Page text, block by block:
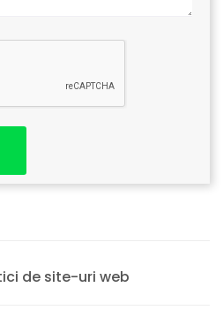
de site-uri web